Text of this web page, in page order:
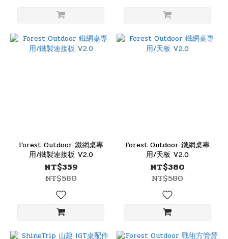
Forest Outdoor 鐵網桌專
用/鐵製連接板 V2.0
NT$359
NT$580
Forest Outdoor 鐵網桌專
用/天板 V2.0
NT$380
NT$580